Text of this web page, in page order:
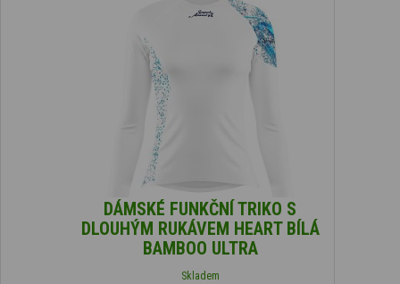
DÁMSKÉ FUNKČNÍ TRIKO S
DLOUHÝM RUKÁVEM HEART BÍLÁ
BAMBOO ULTRA
Skladem